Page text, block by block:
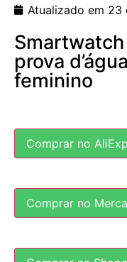
Atualizado em
Smartwatch
prova
feminino
Comprar no
Comprar no